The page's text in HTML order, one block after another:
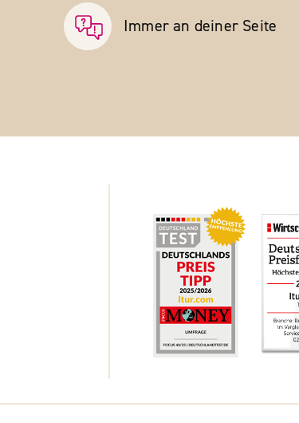
Immer an deiner Seite